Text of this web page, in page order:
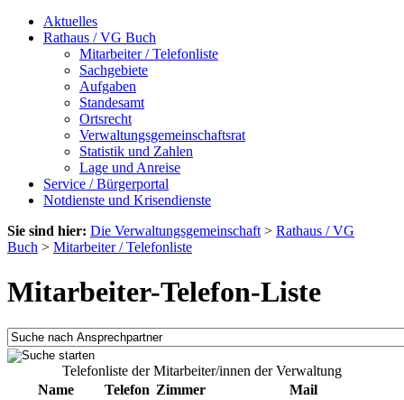
Aktuelles
Rathaus / VG Buch
Mitarbeiter / Telefonliste
Sachgebiete
Aufgaben
Standesamt
Ortsrecht
Verwaltungsgemeinschaftsrat
Statistik und Zahlen
Lage und Anreise
Service / Bürgerportal
Notdienste und Krisendienste
Sie sind hier: Die Verwaltungsgemeinschaft > Rathaus / VG
Buch > Mitarbeiter / Telefonliste
Mitarbeiter-Telefon-Liste
Telefonliste der Mitarbeiter/innen der Verwaltung
Name
Telefon Zimmer
Mail